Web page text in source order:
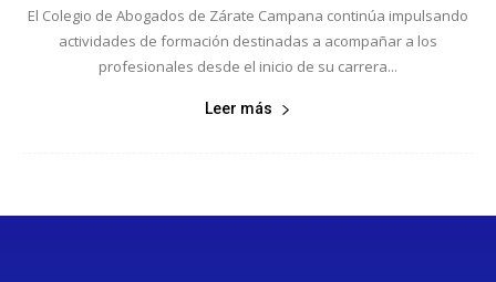
El Colegio de Abogados de Zárate Campana continúa impulsando
actividades de formación destinadas a acompañar a los
profesionales desde el inicio de su carrera...
Leer más